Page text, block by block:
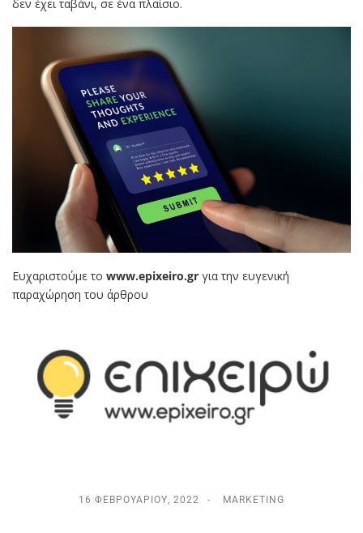
δεν έχει ταβάνι, σε ένα πλαίσιο.
Ευχαριστούμε το www.epixeiro.gr για την ευγενική
παραχώρηση του άρθρου
16 ΦΕΒΡΟΥΑΡΊΟΥ, 2022 MARKETING